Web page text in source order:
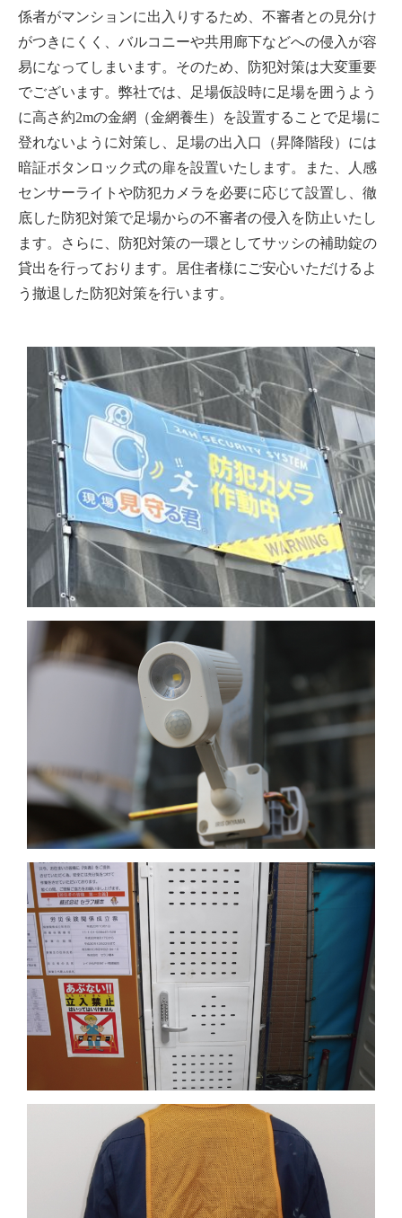
係者がマンションに出入りするため、不審者との見分け
がつきにくく、バルコニーや共用廊下などへの侵入が容
易になってしまいます。そのため、防犯対策は大変重要
でございます。弊社では、足場仮設時に足場を囲うよう
に高さ約2mの金網（金網養生）を設置することで足場に
登れないように対策し、足場の出入口（昇降階段）には
暗証ボタンロック式の扉を設置いたします。また、人感
センサーライトや防犯カメラを必要に応じて設置し、徹
底した防犯対策で足場からの不審者の侵入を防止いたし
ます。さらに、防犯対策の一環としてサッシの補助錠の
貸出を行っております。居住者様にご安心いただけるよ
う撤退した防犯対策を行います。